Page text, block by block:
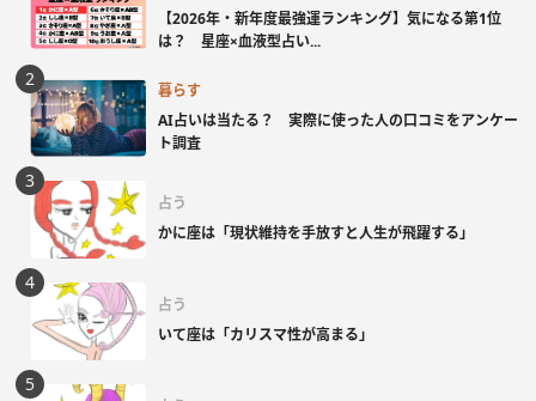
【2026年・新年度最強運ランキング】気になる第1位
は？ 星座×血液型占い...
暮らす
AI占いは当たる？ 実際に使った人の口コミをアンケー
ト調査
占う
かに座は「現状維持を手放すと人生が飛躍する」
占う
いて座は「カリスマ性が高まる」